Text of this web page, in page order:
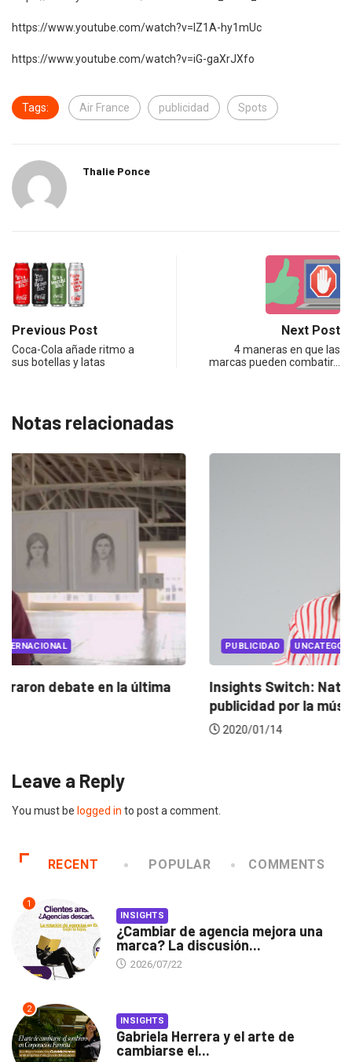
https://www.youtube.com/watch?v=lZ1A-hy1mUc
https://www.youtube.com/watch?v=iG-gaXrJXfo
Tags: Air France publicidad Spots
Thalie Ponce
Previous Post
Coca-Cola añade ritmo a
sus botellas y latas
Next Post
4 maneras en que las
marcas pueden combatir…
Notas relacionadas
PUBLICIDAD UNCATEGORIZED
Insights Switch: Nathalia Madrigal cambió la
Leave a Reply
You must be logged in to post a comment.
RECENT POPULAR COMMENTS
1
INSIGHTS
¿Cambiar de agencia mejora una
marca? La discusión...
2026/07/22
2
INSIGHTS
Gabriela Herrera y el arte de
cambiarse el...